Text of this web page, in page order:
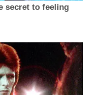
secret to feeling